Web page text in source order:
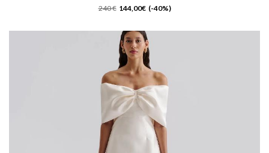
240 € 144,00€ (-40%)